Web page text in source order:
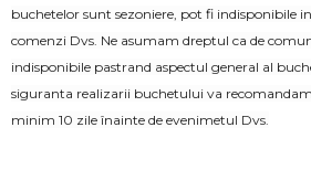
buchetelor sunt sezoniere, pot fi indisponibile
comenzi Dvs. Ne asumam dreptul ca de
indisponibile pastrand aspectul general al
siguranta realizarii buchetului va
minim 10 zile înainte de evenimetul Dvs.